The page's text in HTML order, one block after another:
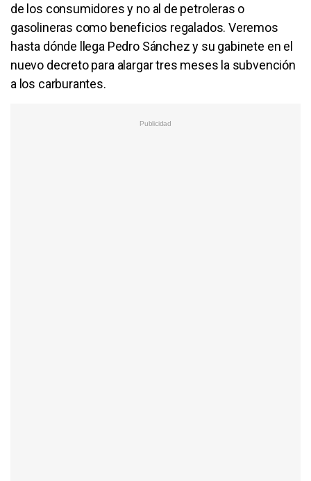
de los consumidores y no al de petroleras o
gasolineras como beneficios regalados. Veremos
hasta dónde llega Pedro Sánchez y su gabinete en el
nuevo decreto para alargar tres meses la subvención
a los carburantes.